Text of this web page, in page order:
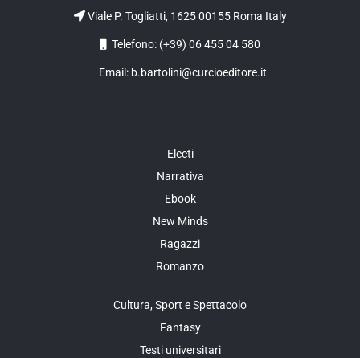
Viale P. Togliatti, 1625 00155 Roma Italy
Telefono: (+39) 06 455 04 580
Email: b.bartolini@curcioeditore.it
Electi
Narrativa
Ebook
New Minds
Ragazzi
Romanzo
Cultura, Sport e Spettacolo
Fantasy
Testi universitari